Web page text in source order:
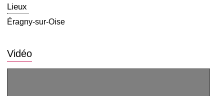
Lieux
Éragny-sur-Oise
Vidéo